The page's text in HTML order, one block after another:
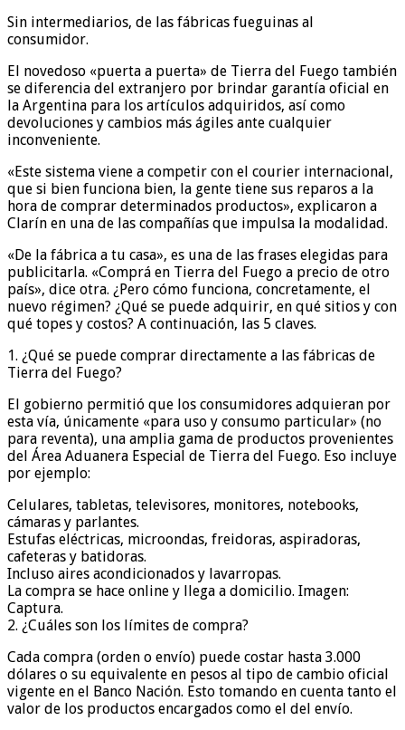
Sin intermediarios, de las fábricas fueguinas al
consumidor.
El novedoso «puerta a puerta» de Tierra del Fuego también
se diferencia del extranjero por brindar garantía oficial en
la Argentina para los artículos adquiridos, así como
devoluciones y cambios más ágiles ante cualquier
inconveniente.
«Este sistema viene a competir con el courier internacional,
que si bien funciona bien, la gente tiene sus reparos a la
hora de comprar determinados productos», explicaron a
Clarín en una de las compañías que impulsa la modalidad.
«De la fábrica a tu casa», es una de las frases elegidas para
publicitarla. «Comprá en Tierra del Fuego a precio de otro
país», dice otra. ¿Pero cómo funciona, concretamente, el
nuevo régimen? ¿Qué se puede adquirir, en qué sitios y con
qué topes y costos? A continuación, las 5 claves.
1. ¿Qué se puede comprar directamente a las fábricas de
Tierra del Fuego?
El gobierno permitió que los consumidores adquieran por
esta vía, únicamente «para uso y consumo particular» (no
para reventa), una amplia gama de productos provenientes
del Área Aduanera Especial de Tierra del Fuego. Eso incluye
por ejemplo:
Celulares, tabletas, televisores, monitores, notebooks,
cámaras y parlantes.
Estufas eléctricas, microondas, freidoras, aspiradoras,
cafeteras y batidoras.
Incluso aires acondicionados y lavarropas.
La compra se hace online y llega a domicilio. Imagen:
Captura.
2. ¿Cuáles son los límites de compra?
Cada compra (orden o envío) puede costar hasta 3.000
dólares o su equivalente en pesos al tipo de cambio oficial
vigente en el Banco Nación. Esto tomando en cuenta tanto el
valor de los productos encargados como el del envío.